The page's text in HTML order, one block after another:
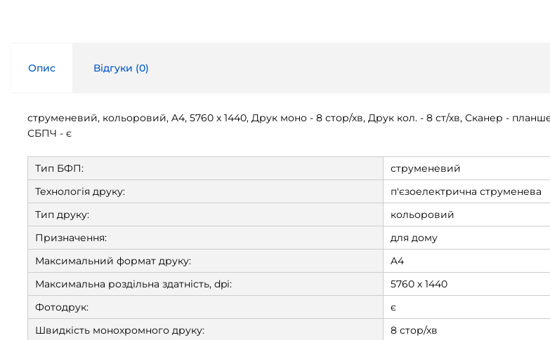
Опис Відгуки (0)
струменевий, кольоровий, A4, 5760 x 1440, Друк моно - 8 стор/хв, Друк кол. - 8 ст/хв, Сканер -
СБПЧ - є
Тип БФП:
струменевий
Технологія друку:
п'єзоелектрична струменева
Тип друку:
кольоровий
Призначення:
для дому
Максимальний формат друку:
A4
Максимальна роздільна здатність, dpi:
5760 x 1440
Фотодрук:
є
Швидкість монохромного друку:
8 стор/хв